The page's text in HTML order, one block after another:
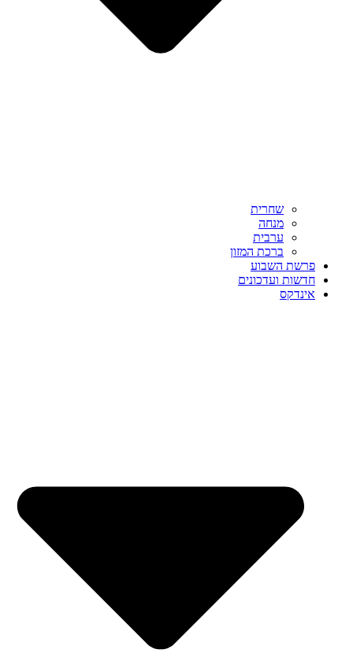
שחרית
מנחה
ערבית
ברכת המזון
פרשת השבוע
חדשות ועדכונים
אינדקס